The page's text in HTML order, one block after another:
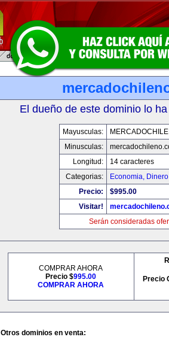
El dueño de este dominio lo
Mayusculas:
Minusculas:
Longitud:
14 caracteres
Categorias:
Economia,
Precio:
$995.00
Visitar!
Serán consideradas
COMPRAR AHORA
Precio $995.00
COMPRAR AHORA
Precio
Otros dominios en venta: